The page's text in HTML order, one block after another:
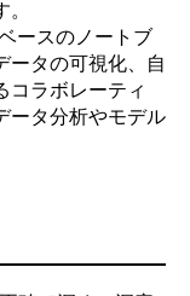
ースのノートブ
ータの可視化、自
コラボレーティ
ータ分析やモデル